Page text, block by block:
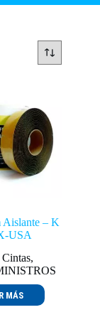
Aislante – K
USA
Cintas,
MÁS